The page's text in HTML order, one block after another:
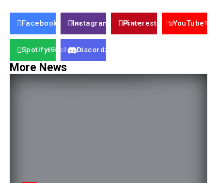
Facebook Likes
Instagram Follows
Pinterest42k PinYouTube100k
Spotify65k FollowersDiscord23k
More News